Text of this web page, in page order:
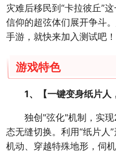
灾难后移民到“卡拉彼丘”
信仰的超弦体们展开争斗
手游，就快来加入测试吧！
游戏特色
1、【一键变身纸片人
独创"弦化"机制，实
态无缝切换。利用“纸片人
机动、穿越特殊地形，伺